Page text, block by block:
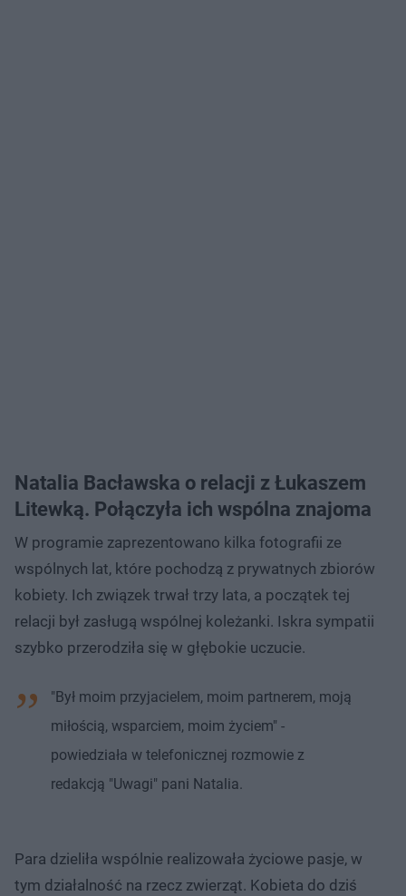
Natalia Bacławska o relacji z Łukaszem
Litewką. Połączyła ich wspólna znajoma
W programie zaprezentowano kilka fotografii ze
wspólnych lat, które pochodzą z prywatnych zbiorów
kobiety. Ich związek trwał trzy lata, a początek tej
relacji był zasługą wspólnej koleżanki. Iskra sympatii
szybko przerodziła się w głębokie uczucie.
"Był moim przyjacielem, moim partnerem, moją
miłością, wsparciem, moim życiem" -
powiedziała w telefonicznej rozmowie z
redakcją "Uwagi" pani Natalia.
Para dzieliła wspólnie realizowała życiowe pasje, w
tym działalność na rzecz zwierząt. Kobieta do dziś